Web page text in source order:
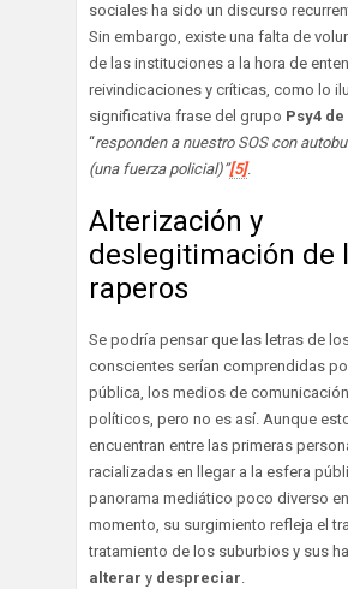
sociales ha sido un discurso
Sin embargo, existe una falta de
de las instituciones a la hora de
reivindicaciones y críticas, como lo
significativa frase del grupo Psy4
“responden a nuestro SOS con
(una fuerza policial)”[5].
Alterización y
deslegitimación de
raperos
Se podría pensar que las letras de
conscientes serían comprendidas
pública, los medios de
políticos, pero no es así. Aunque
encuentran entre las primeras
racializadas en llegar a la esfera
panorama mediático poco diverso
momento, su surgimiento refleja el
tratamiento de los suburbios y sus
alterar y despreciar.